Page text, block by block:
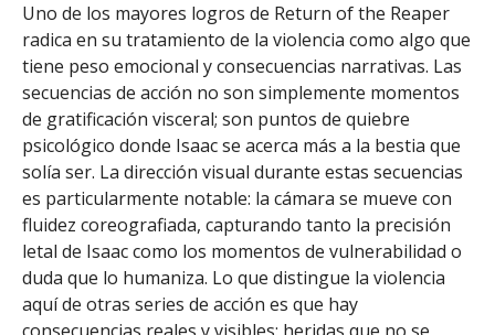
Uno de los mayores logros de Return of the Reaper
radica en su tratamiento de la violencia como algo que
tiene peso emocional y consecuencias narrativas. Las
secuencias de acción no son simplemente momentos
de gratificación visceral; son puntos de quiebre
psicológico donde Isaac se acerca más a la bestia que
solía ser. La dirección visual durante estas secuencias
es particularmente notable: la cámara se mueve con
fluidez coreografiada, capturando tanto la precisión
letal de Isaac como los momentos de vulnerabilidad o
duda que lo humaniza. Lo que distingue la violencia
aquí de otras series de acción es que hay